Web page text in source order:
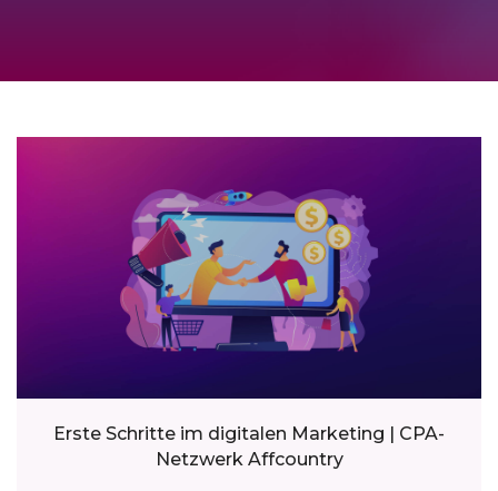
Erste Schritte im digitalen Marketing | CPA-
Netzwerk Affcountry